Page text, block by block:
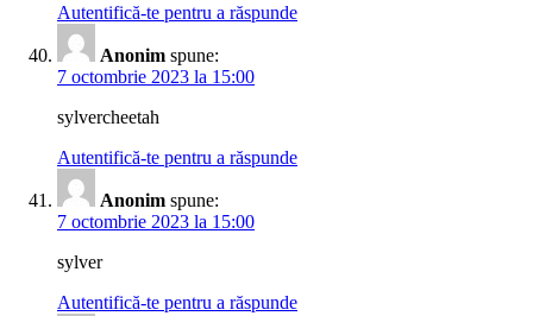
Autentifică-te pentru a răspunde
Anonim spune:
7 octombrie 2023 la 15:00
sylvercheetah
Autentifică-te pentru a răspunde
Anonim spune:
7 octombrie 2023 la 15:00
sylver
Autentifică-te pentru a răspunde